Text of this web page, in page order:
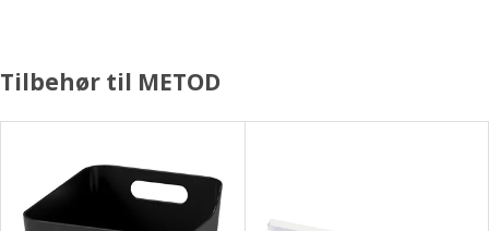
Tilbehør til METOD